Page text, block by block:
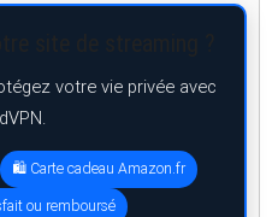
votre vie privée avec
🛍️ Carte cadeau Amazon.fr
ou remboursé